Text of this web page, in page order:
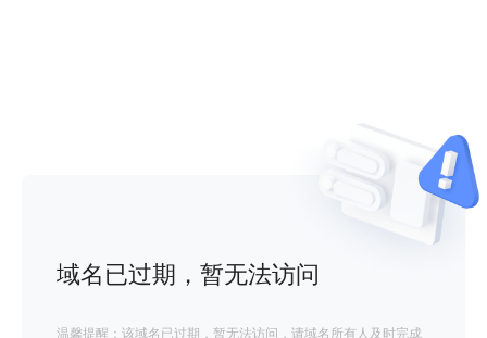
域名已过期，暂无法访问
温馨提醒：该域名已过期，暂无法访问，请域名所有人及时完成